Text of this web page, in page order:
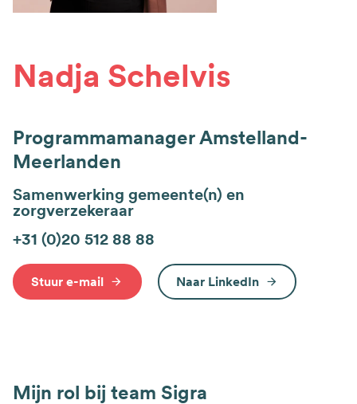
Nadja Schelvis
Programmamanager Amstelland-
Meerlanden
Samenwerking gemeente(n) en
zorgverzekeraar
+31 (0)20 512 88 88
Stuur e-mail Naar LinkedIn
Mijn rol bij team Sigra